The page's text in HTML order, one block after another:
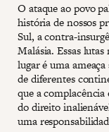
O ataque ao povo
história de nossos
Sul, a contra-
Malásia. Essas
lugar é uma
de diferentes
que a
do direito
uma